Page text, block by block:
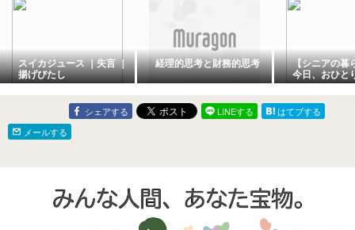
スイカジュース ｜失言 ｜
揚げびたし
経理的思考と財務的思考 【シニアの暮
今日、おひと
はんメモ📝。
シェアする LINEする
はてブする
メールする